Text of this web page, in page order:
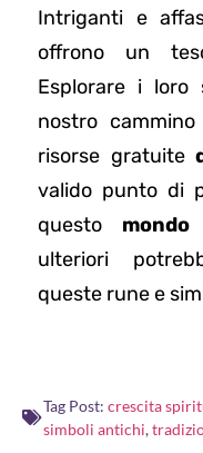
Intriganti e
offrono un
Esplorare i loro
nostro
risorse gratuite
valido punto di
questo mondo
ulteriori
queste rune e
Tag Post: crescita
simboli antichi,